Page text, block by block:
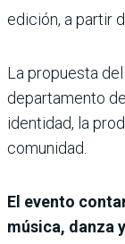
edición, a partir
La propuesta
departamento
identidad, la
comunidad.
El evento
música, danza